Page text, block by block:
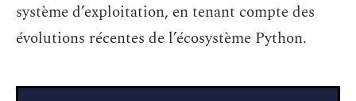
système d’exploitation, en tenant compte des
évolutions récentes de l’écosystème Python.